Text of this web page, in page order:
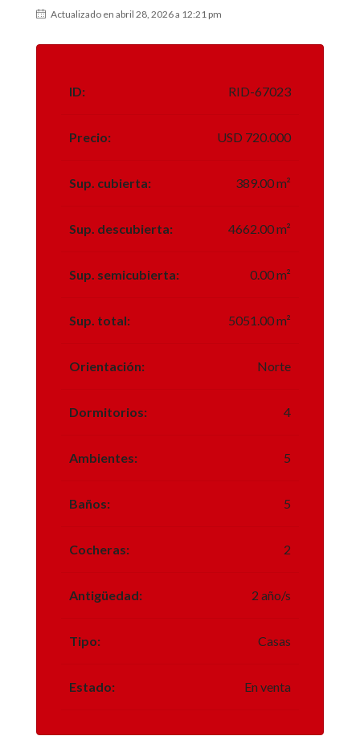
Actualizado en abril 28, 2026 a 12:21 pm
ID: RID-67023
Precio: USD 720.000
Sup. cubierta: 389.00 m²
Sup. descubierta: 4662.00 m²
Sup. semicubierta: 0.00 m²
Sup. total: 5051.00 m²
Orientación: Norte
Dormitorios: 4
Ambientes: 5
Baños: 5
Cocheras: 2
Antigüedad: 2 año/s
Tipo: Casas
Estado: En venta